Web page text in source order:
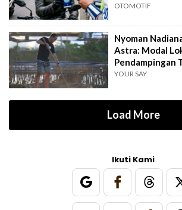
OTOMOTIF
Nyoman
Astra: Modal
Pendampingan
YOUR SAY
Load More
Ikuti Kami